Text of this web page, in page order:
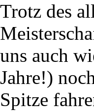
Trotz des
uns auch
Jahre!)
Spitze